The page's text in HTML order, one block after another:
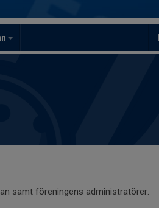
samt föreningens administratörer.